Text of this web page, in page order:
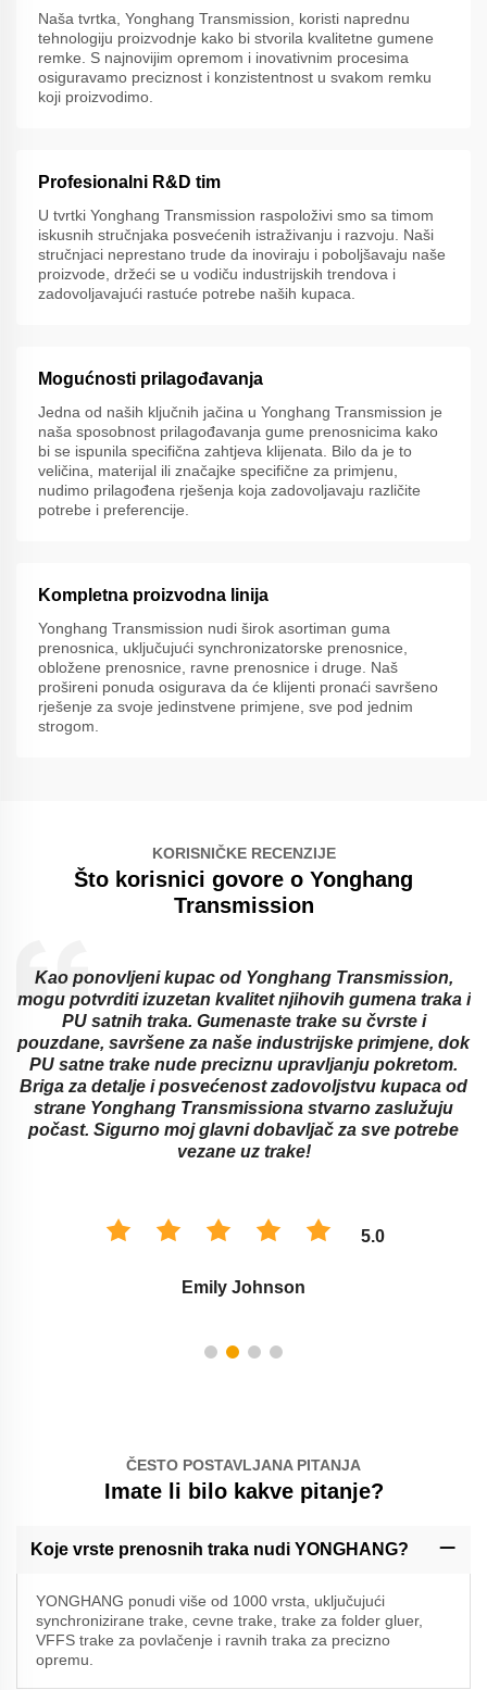
Naša tvrtka, Yonghang Transmission, koristi naprednu
tehnologiju proizvodnje kako bi stvorila kvalitetne gumene
remke. S najnovijim opremom i inovativnim procesima
osiguravamo preciznost i konzistentnost u svakom remku
koji proizvodimo.
Profesionalni R&D tim
U tvrtki Yonghang Transmission raspoloživi smo sa timom
iskusnih stručnjaka posvećenih istraživanju i razvoju. Naši
stručnjaci neprestano trude da inoviraju i poboljšavaju naše
proizvode, držeći se u vodiču industrijskih trendova i
zadovoljavajući rastuće potrebe naših kupaca.
Mogućnosti prilagođavanja
Jedna od naših ključnih jačina u Yonghang Transmission je
naša sposobnost prilagođavanja gume prenosnicima kako
bi se ispunila specifična zahtjeva klijenata. Bilo da je to
veličina, materijal ili značajke specifične za primjenu,
nudimo prilagođena rješenja koja zadovoljavaju različite
potrebe i preferencije.
Kompletna proizvodna linija
Yonghang Transmission nudi širok asortiman guma
prenosnica, uključujući synchronizatorske prenosnice,
obložene prenosnice, ravne prenosnice i druge. Naš
prošireni ponuda osigurava da će klijenti pronaći savršeno
rješenje za svoje jedinstvene primjene, sve pod jednim
strogom.
KORISNIČKE RECENZIJE
Što korisnici govore o Yonghang
Transmission
Kao ponovljeni kupac od Yonghang Transmission,
mogu potvrditi izuzetan kvalitet njihovih gumena traka i
PU satnih traka. Gumenaste trake su čvrste i
pouzdane, savršene za naše industrijske primjene, dok
PU satne trake nude preciznu upravljanju pokretom.
Briga za detalje i posvećenost zadovoljstvu kupaca od
strane Yonghang Transmissiona stvarno zaslužuju
počast. Sigurno moj glavni dobavljač za sve potrebe
vezane uz trake!
5.0
Emily Johnson
ČESTO POSTAVLJANA PITANJA
Imate li bilo kakve pitanje?
Koje vrste prenosnih traka nudi YONGHANG?
YONGHANG ponudi više od 1000 vrsta, uključujući
synchronizirane trake, cevne trake, trake za folder gluer,
VFFS trake za povlačenje i ravnih traka za precizno
opremu.